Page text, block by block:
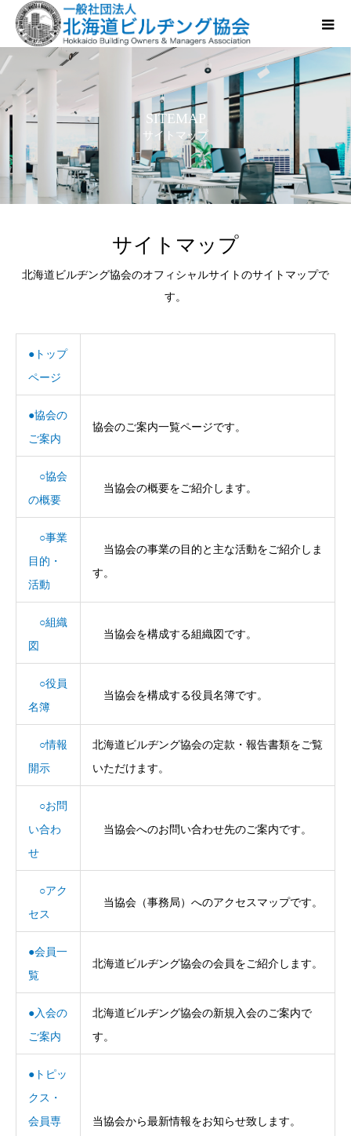
SITEMAP
サイトマップ
サイトマップ
北海道ビルヂング協会のオフィシャルサイトのサイトマップで
す。
●トップ
ページ
●協会の
ご案内
協会のご案内一覧ページです。
○協会
の概要
当協会の概要をご紹介します。
○事業
目的・
活動
当協会の事業の目的と主な活動をご紹介しま
す。
○組織
図
当協会を構成する組織図です。
○役員
名簿
当協会を構成する役員名簿です。
○情報
開示
北海道ビルヂング協会の定款・報告書類をご覧
いただけます。
○お問
い合わ
せ
当協会へのお問い合わせ先のご案内です。
○アク
セス
当協会（事務局）へのアクセスマップです。
●会員一
覧
北海道ビルヂング協会の会員をご紹介します。
●入会の
ご案内
北海道ビルヂング協会の新規入会のご案内で
す。
●トピッ
クス・
会員専
当協会から最新情報をお知らせ致します。